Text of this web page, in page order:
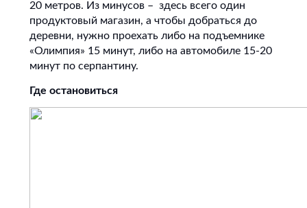
20 метров. Из минусов – здесь всего один
продуктовый магазин, а чтобы добраться до
деревни, нужно проехать либо на подъемнике
«Олимпия» 15 минут, либо на автомобиле 15-20
минут по серпантину.
Где остановиться